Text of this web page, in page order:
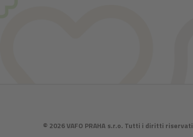
© 2026 VAFO PRAHA s.r.o. Tutti i diritti riservati